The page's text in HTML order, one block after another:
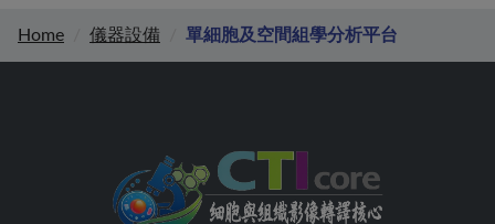
Home 儀器設備 單細胞及空間組學分析平台